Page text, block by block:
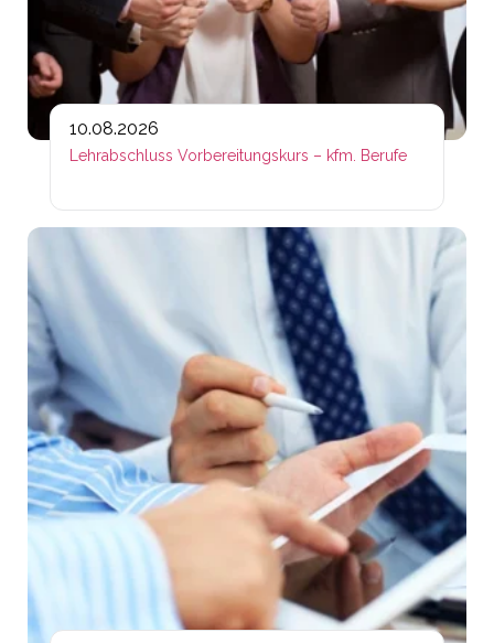
10.08.2026
Lehrabschluss Vorbereitungskurs – kfm. Berufe